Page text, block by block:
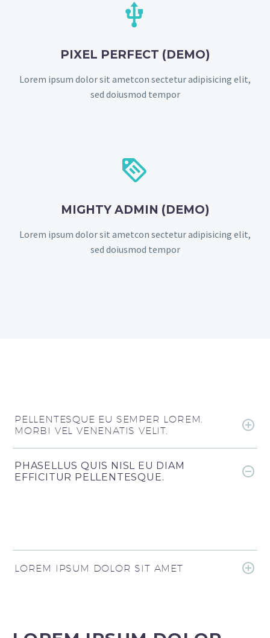


PIXEL PERFECT (DEMO)
Lorem ipsum dolor sit ametcon sectetur adipisicing elit,
sed doiusmod tempor


MIGHTY ADMIN (DEMO)
Lorem ipsum dolor sit ametcon sectetur adipisicing elit,
sed doiusmod tempor
PELLENTESQUE EU SEMPER LOREM.
MORBI VEL VENENATIS VELIT.
PHASELLUS QUIS NISL EU DIAM
EFFICITUR PELLENTESQUE.
LOREM IPSUM DOLOR SIT AMET